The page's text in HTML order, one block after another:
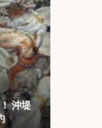
沖堤